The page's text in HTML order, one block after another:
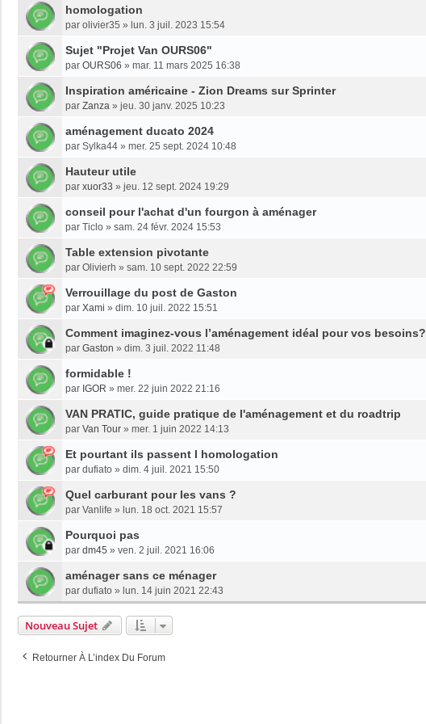
homologation
par olivier35 » lun. 3 juil. 2023 15:54
Sujet "Projet Van OURS06"
par OURS06 » mar. 11 mars 2025 16:38
Inspiration américaine - Zion Dreams sur Sprinter
par Zanza » jeu. 30 janv. 2025 10:23
aménagement ducato 2024
par Sylka44 » mer. 25 sept. 2024 10:48
Hauteur utile
par xuor33 » jeu. 12 sept. 2024 19:29
conseil pour l'achat d'un fourgon à aménager
par Ticlo » sam. 24 févr. 2024 15:53
Table extension pivotante
par Olivierh » sam. 10 sept. 2022 22:59
Verrouillage du post de Gaston
par Xami » dim. 10 juil. 2022 15:51
Comment imaginez-vous l’aménagement idéal pour vos besoins?
par Gaston » dim. 3 juil. 2022 11:48
formidable !
par IGOR » mer. 22 juin 2022 21:16
VAN PRATIC, guide pratique de l'aménagement et du roadtrip
par Van Tour » mer. 1 juin 2022 14:13
Et pourtant ils passent l homologation
par dufiato » dim. 4 juil. 2021 15:50
Quel carburant pour les vans ?
par Vanlife » lun. 18 oct. 2021 15:57
Pourquoi pas
par dm45 » ven. 2 juil. 2021 16:06
aménager sans ce ménager
par dufiato » lun. 14 juin 2021 22:43
Nouveau Sujet
Retourner À L’index Du Forum